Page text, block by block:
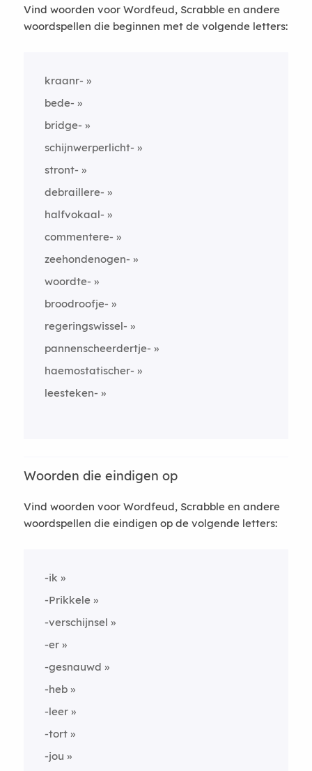
Vind woorden voor Wordfeud, Scrabble en andere
woordspellen die beginnen met de volgende letters:
kraanr-
bede-
bridge-
schijnwerperlicht-
stront-
debraillere-
halfvokaal-
commentere-
zeehondenogen-
woordte-
broodroofje-
regeringswissel-
pannenscheerdertje-
haemostatischer-
leesteken-
Woorden die eindigen op
Vind woorden voor Wordfeud, Scrabble en andere
woordspellen die eindigen op de volgende letters:
-ik
-Prikkele
-verschijnsel
-er
-gesnauwd
-heb
-leer
-tort
-jou